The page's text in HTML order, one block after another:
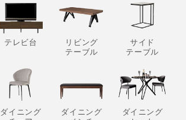
テレビ台
リビング
テーブル
サイド
テーブル
ダイニング
ダイニング
ダイニング